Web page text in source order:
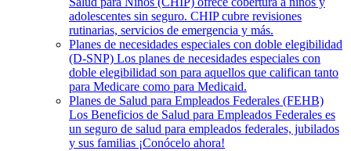
adolescentes sin seguro. CHIP cubre revisiones
rutinarias, servicios de emergencia y más.
Planes de necesidades especiales con doble elegibilidad
(D-SNP) Los planes de necesidades especiales con
doble elegibilidad son para aquellos que califican tanto
para Medicare como para Medicaid.
Planes de Salud para Empleados Federales (FEHB)
Los Beneficios de Salud para Empleados Federales es
un seguro de salud para empleados federales, jubilados
y sus familias ¡Conócelo ahora!